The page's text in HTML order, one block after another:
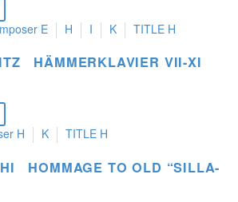
E H I K TITLE H
HÄMMERKLAVIER VII-XI
H K TITLE H
HOMMAGE TO OLD “SILLA-